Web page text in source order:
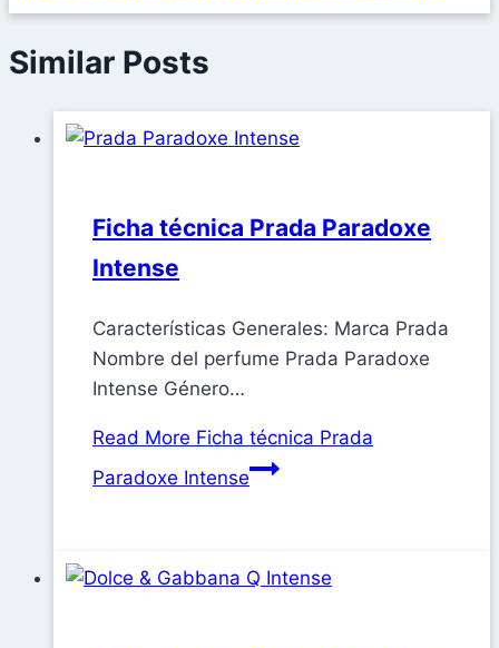
Similar Posts
Ficha técnica Prada Paradoxe
Intense
Características Generales: Marca Prada
Nombre del perfume Prada Paradoxe
Intense Género…
Read More Ficha técnica Prada
Paradoxe Intense